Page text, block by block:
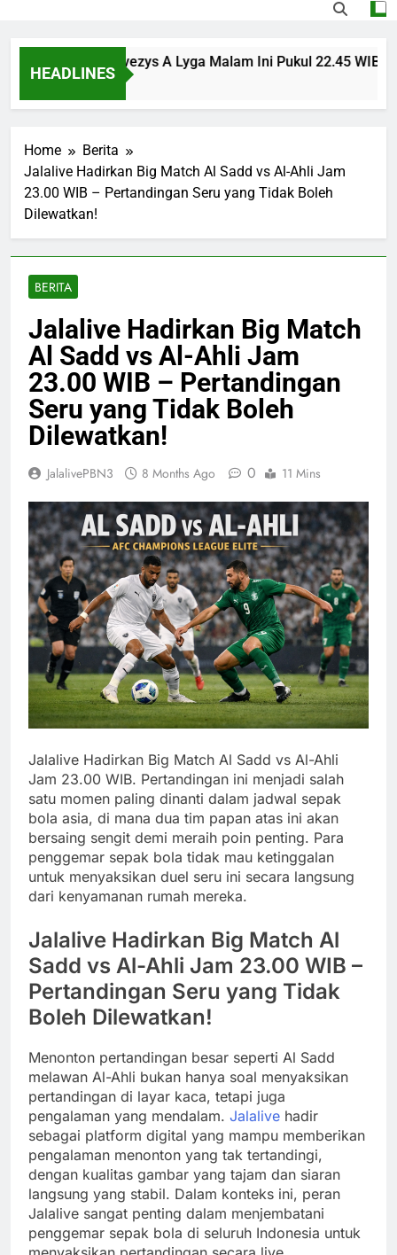
HEADLINES
vs Panevezys A Lyga Malam Ini Pukul 22.45 WIB
Home
Berita
Jalalive Hadirkan Big Match Al Sadd vs Al-Ahli Jam
23.00 WIB – Pertandingan Seru yang Tidak Boleh
Dilewatkan!
BERITA
Jalalive Hadirkan Big Match
Al Sadd vs Al-Ahli Jam
23.00 WIB – Pertandingan
Seru yang Tidak Boleh
Dilewatkan!
JalalivePBN3 8 Months Ago 0 11 Mins
Jalalive Hadirkan Big Match Al Sadd vs Al-Ahli
Jam 23.00 WIB. Pertandingan ini menjadi salah
satu momen paling dinanti dalam jadwal sepak
bola asia, di mana dua tim papan atas ini akan
bersaing sengit demi meraih poin penting. Para
penggemar sepak bola tidak mau ketinggalan
untuk menyaksikan duel seru ini secara langsung
dari kenyamanan rumah mereka.
Jalalive Hadirkan Big Match Al
Sadd vs Al-Ahli Jam 23.00 WIB –
Pertandingan Seru yang Tidak
Boleh Dilewatkan!
Menonton pertandingan besar seperti Al Sadd
melawan Al-Ahli bukan hanya soal menyaksikan
pertandingan di layar kaca, tetapi juga
pengalaman yang mendalam. Jalalive hadir
sebagai platform digital yang mampu memberikan
pengalaman menonton yang tak tertandingi,
dengan kualitas gambar yang tajam dan siaran
langsung yang stabil. Dalam konteks ini, peran
Jalalive sangat penting dalam menjembatani
penggemar sepak bola di seluruh Indonesia untuk